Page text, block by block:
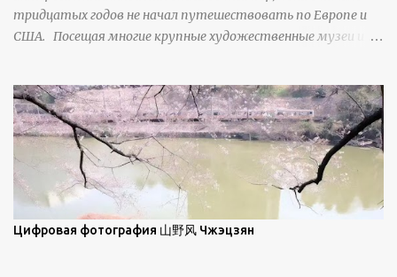
ниже; при более высокой солнечной позиции снег
демонстрирует матовое отражение. Эти
тридцатых годов не начал путешествовать по Европе и
США. Посещая многие крупные художественные музеи и
Брайан Шервин прокомментировал картины художника,
заявив, что "Такаюки Харада сочетает в себе классическую
элегантность живописи с реалиями современной жизни. В
некотором смысле, персонажи его картин предлагают
зрителям незаконченный рассказ, который усиливается его
уникальной манерой использования освещения". Для
просмотра всех работ, посетите страницу –
Цифровая фотография 山野风 Чжэцзян